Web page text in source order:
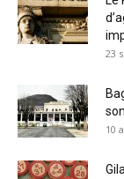
23
10